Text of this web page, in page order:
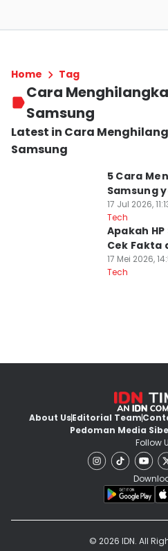
Home Tag
Cara
Samsung
Latest in Cara
Samsung
5 Cara
Samsung
17 Jul 2026,
Tech
Apakah
Cek Fakta
17 Mei 2026,
Tech
About UsEditorial Team
Pedoman Media
Follow
© 2026 IDN. All